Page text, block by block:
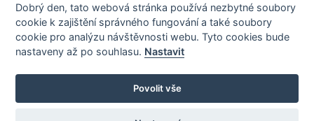
Stránky vytvořeny v iD-SIGN
Provozovatelem tohoto serveru je společnost AllCzech Promotion, s.r.o.,
Dobrý den, tato webová stránka používá nezbytné soubory
cookie k zajištění správného fungování a také soubory
cookie pro analýzu návštěvnosti webu. Tyto cookies bude
nastaveny až po souhlasu. Nastavit
Povolit vše